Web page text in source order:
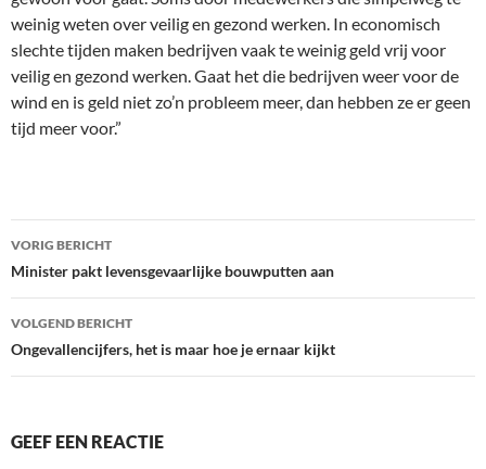
weinig weten over veilig en gezond werken. In economisch
slechte tijden maken bedrijven vaak te weinig geld vrij voor
veilig en gezond werken. Gaat het die bedrijven weer voor de
wind en is geld niet zo’n probleem meer, dan hebben ze er geen
tijd meer voor.”
Bericht
navigatie
VORIG BERICHT
Minister pakt levensgevaarlijke bouwputten aan
VOLGEND BERICHT
Ongevallencijfers, het is maar hoe je ernaar kijkt
GEEF EEN REACTIE